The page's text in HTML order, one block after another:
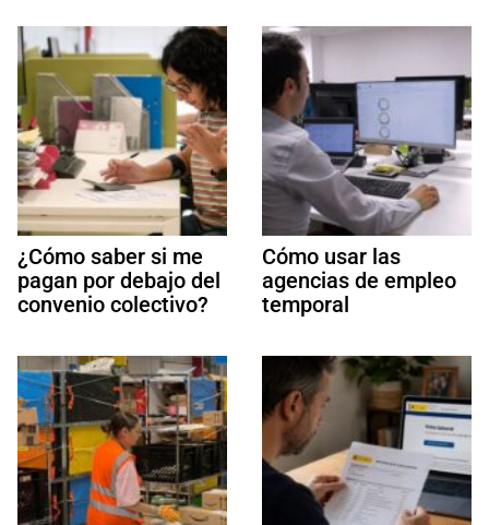
¿Cómo saber si me
pagan por debajo del
convenio colectivo?
Cómo usar las
agencias de empleo
temporal